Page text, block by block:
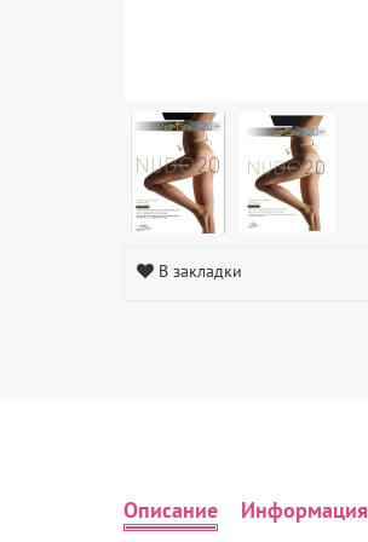
В закладки
Описание Информация